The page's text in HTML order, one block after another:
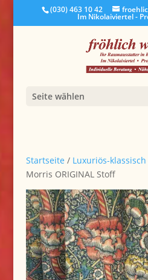
(030) 463 10 42
Im Nikolaiviertel -
Seite wählen
Startseite / Luxuriös-klassisch
Morris ORIGINAL Stoff